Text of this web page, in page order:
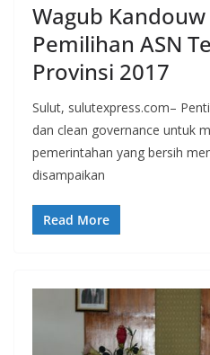
Wagub
Pemilihan ASN
Provinsi 2017
Sulut, sulutexpress.com–
dan clean governance untuk
pemerintahan yang bersih
disampaikan
Read More